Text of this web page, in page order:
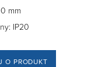
mm
IP20
O PRODUKT